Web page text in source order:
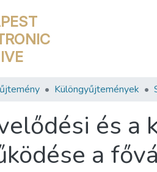
Különgyűjtemények
és a
a